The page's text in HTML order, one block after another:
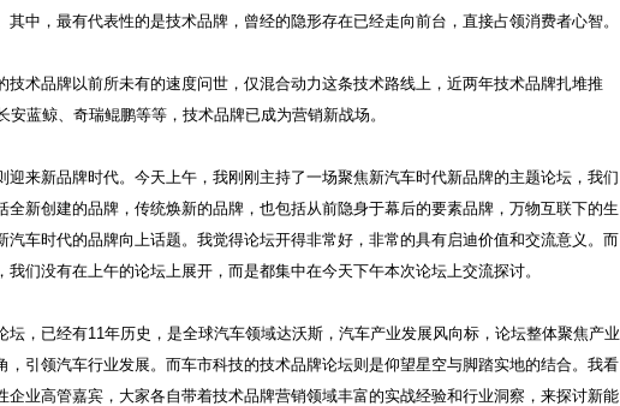
其中，最有代表性的是技术品牌，曾经的隐形存在已经走向前台，直接占领消费者心智。
技术品牌以前所未有的速度问世，仅混合动力这条技术路线上，近两年技术品牌扎堆推
蓝鲸、奇瑞鲲鹏等等，技术品牌已成为营销新战场。
迎来新品牌时代。今天上午，我刚刚主持了一场聚焦新汽车时代新品牌的主题论坛，我们
全新创建的品牌，传统焕新的品牌，也包括从前隐身于幕后的要素品牌，万物互联下的生
汽车时代的品牌向上话题。我觉得论坛开得非常好，非常的具有启迪价值和交流意义。而
我们没有在上午的论坛上展开，而是都集中在今天下午本次论坛上交流探讨。
坛，已经有11年历史，是全球汽车领域达沃斯，汽车产业发展风向标，论坛整体聚焦产业
，引领汽车行业发展。而车市科技的技术品牌论坛则是仰望星空与脚踏实地的结合。我看
企业高管嘉宾，大家各自带着技术品牌营销领域丰富的实战经验和行业洞察，来探讨新能